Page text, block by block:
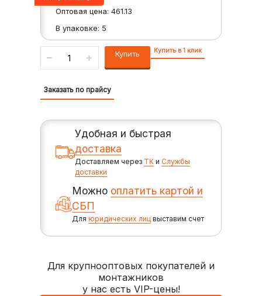
Оптовая цена: 461.13
В упаковке: 5
Купить Купить в 1 клик
Заказать по прайсу
Удобная и быстрая
доставка
Доставляем через ТК иСлужбы
доставки
Можно оплатить картой и
СБП
Дляюридических лиц выставим счет
Для крупнооптовых покупателей и
монтажников
у нас есть VIP-цены!